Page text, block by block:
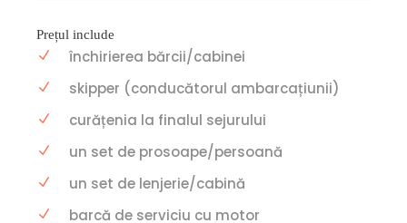
Prețul include
închirierea bărcii/cabinei
skipper (conducătorul ambarcațiunii)
curățenia la finalul sejurului
un set de prosoape/persoană
un set de lenjerie/cabină
barcă de serviciu cu motor